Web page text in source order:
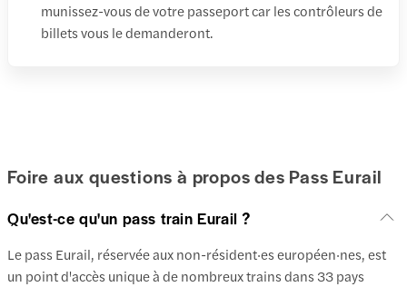
munissez-vous de votre passeport car les contrôleurs de
billets vous le demanderont.
Foire aux questions à propos des Pass Eurail
Qu'est-ce qu'un pass train Eurail ?
Le pass Eurail, réservée aux non-résident·es européen·nes, est
un point d'accès unique à de nombreux trains dans 33 pays